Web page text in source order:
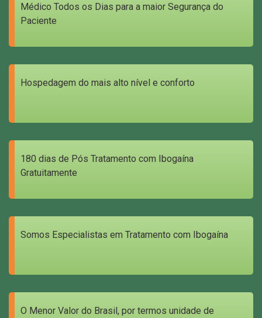
Médico Todos os Dias para a maior Segurança do
Paciente
Hospedagem do mais alto nível e conforto
180 dias de Pós Tratamento com Ibogaína
Gratuitamente
Somos Especialistas em Tratamento com Ibogaína
O Menor Valor do Brasil, por termos unidade de